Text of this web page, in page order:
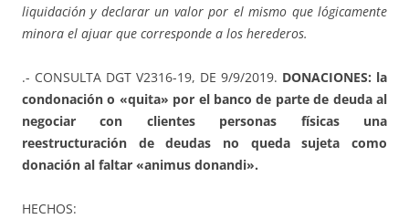
liquidación y declarar un valor por el mismo que lógicamente
minora el ajuar que corresponde a los herederos.
.- CONSULTA DGT V2316-19, DE 9/9/2019. DONACIONES: la
condonación o «quita» por el banco de parte de deuda al
negociar con clientes personas físicas una
reestructuración de deudas no queda sujeta como
donación al faltar «animus donandi».
HECHOS: